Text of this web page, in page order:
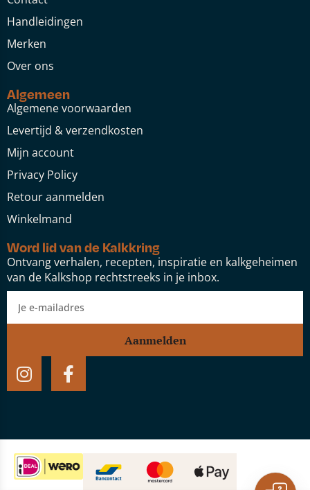
Handleidingen
Merken
Over ons
Algemeen
Algemene voorwaarden
Levertijd & verzendkosten
Mijn account
Privacy Policy
Retour aanmelden
Winkelmand
Word lid van de Kalkkring
Ontvang verhalen, recepten, inspiratie en kalkgeheimen
van de Kalkshop rechtstreeks in je inbox.
Aanmelden